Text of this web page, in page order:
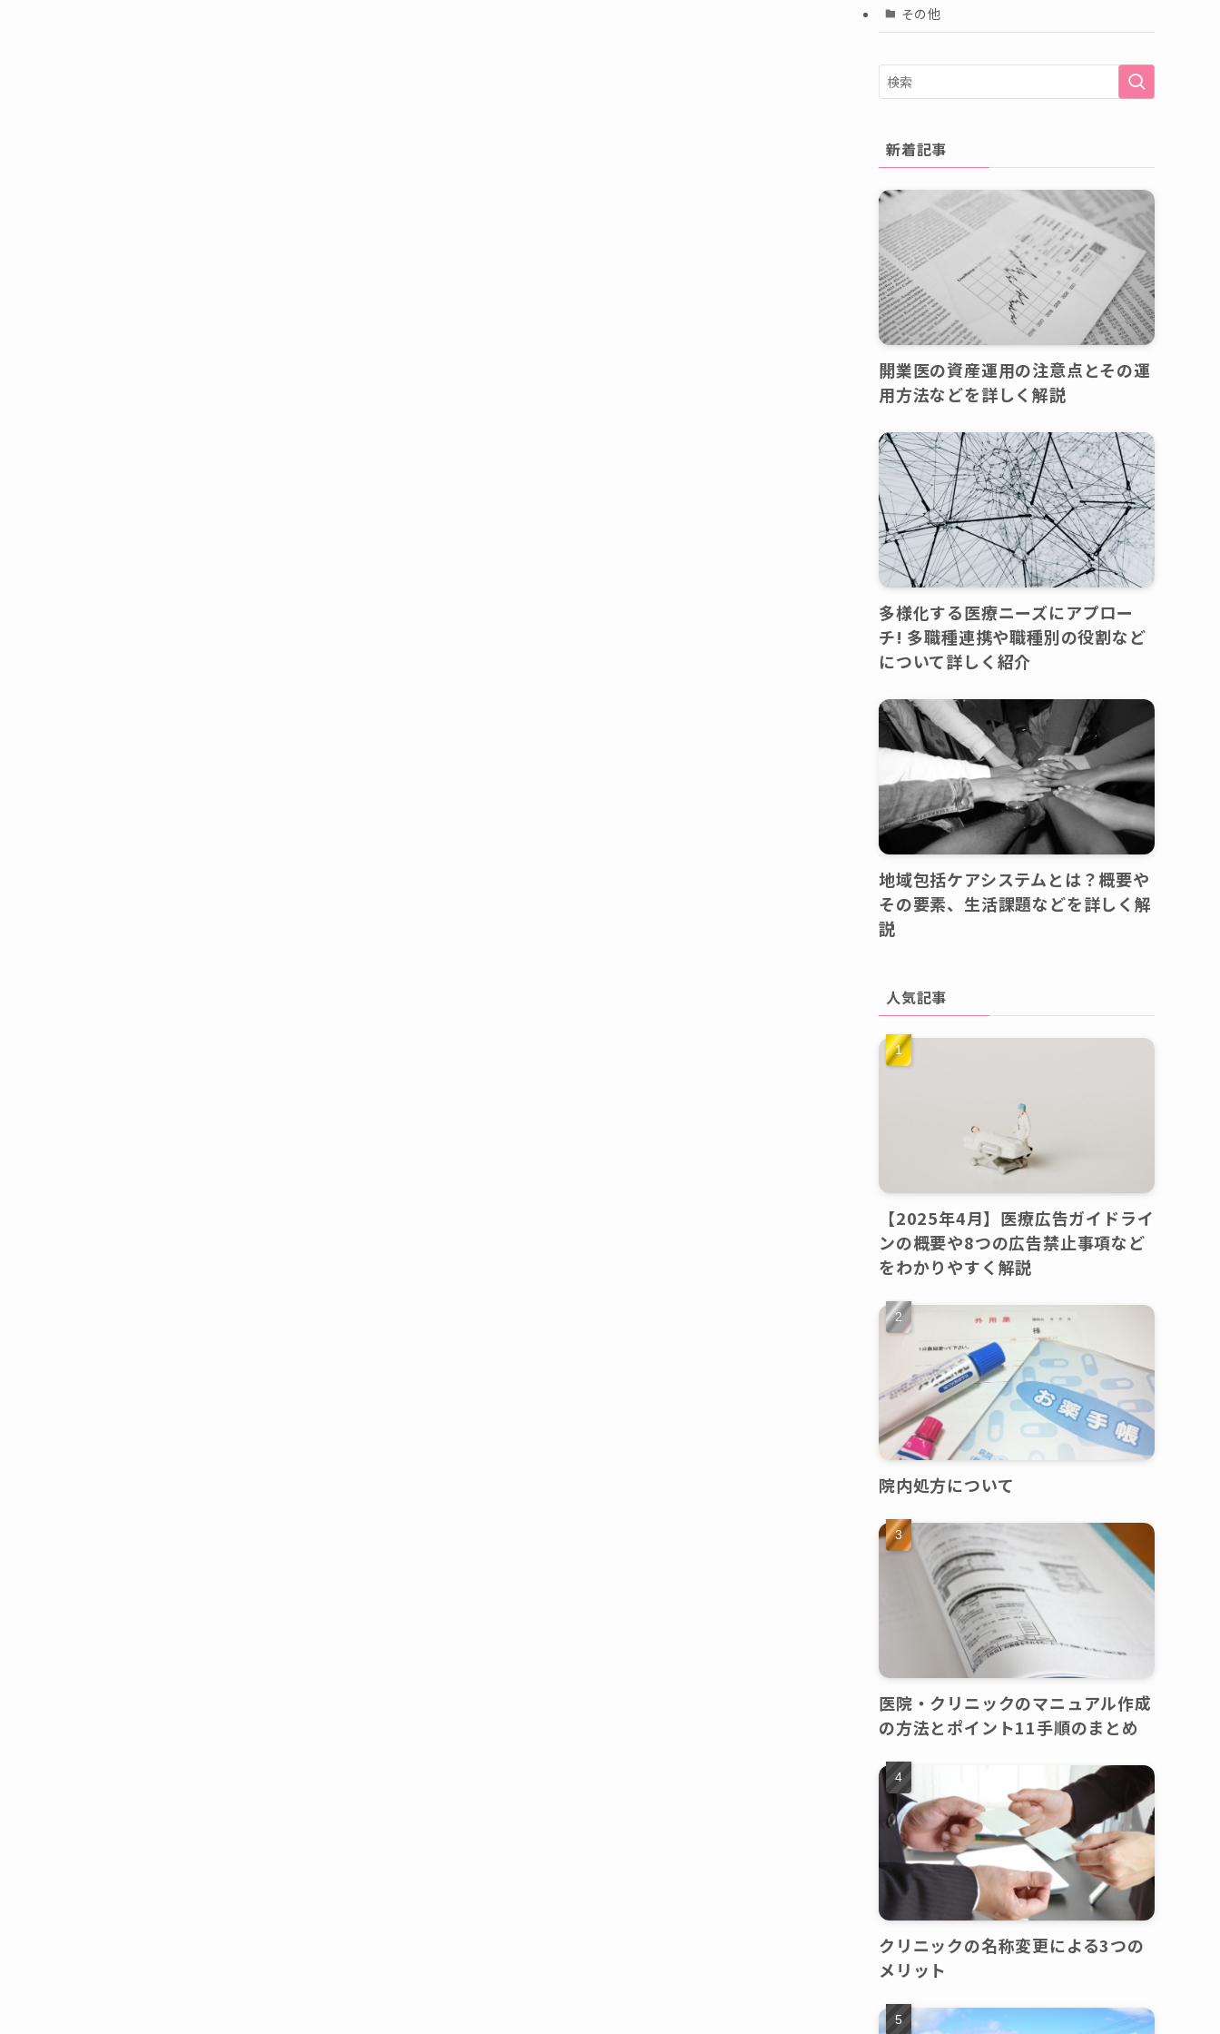
その他
新着記事
開業医の資産運用の注意点とその運
用方法などを詳しく解説
多様化する医療ニーズにアプロー
チ! 多職種連携や職種別の役割など
について詳しく紹介
地域包括ケアシステムとは？概要や
その要素、生活課題などを詳しく解
説
人気記事
【2025年4月】医療広告ガイドライ
ンの概要や8つの広告禁止事項など
をわかりやすく解説
院内処方について
医院・クリニックのマニュアル作成
の方法とポイント11手順のまとめ
クリニックの名称変更による3つの
メリット